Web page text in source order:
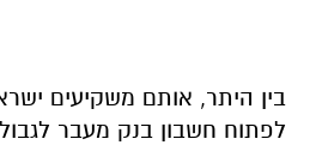
בין היתר, אותם משקיעים
לפתוח חשבון בנק מעבר